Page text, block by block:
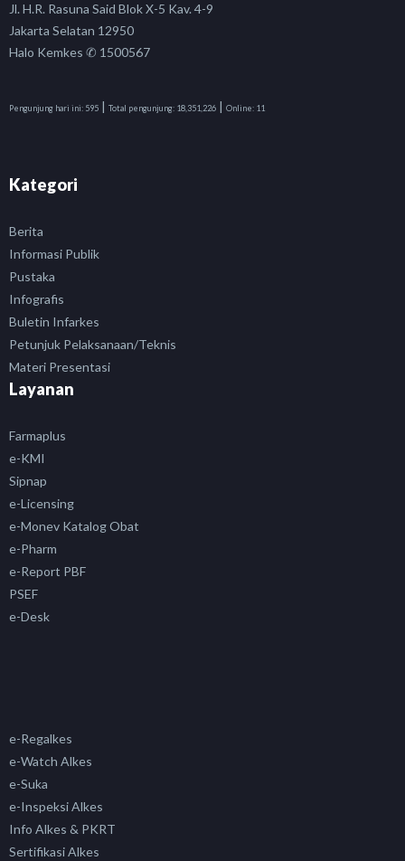
Jl. H.R. Rasuna Said Blok X-5 Kav. 4-9
Jakarta Selatan 12950
Halo Kemkes ✆ 1500567
Pengunjung hari ini: 595 | Total pengunjung: 18,351,226 | Online: 11
Kategori
Berita
Informasi Publik
Pustaka
Infografis
Buletin Infarkes
Petunjuk Pelaksanaan/Teknis
Materi Presentasi
Layanan
Farmaplus
e-KMI
Sipnap
e-Licensing
e-Monev Katalog Obat
e-Pharm
e-Report PBF
PSEF
e-Desk
e-Regalkes
e-Watch Alkes
e-Suka
e-Inspeksi Alkes
Info Alkes & PKRT
Sertifikasi Alkes